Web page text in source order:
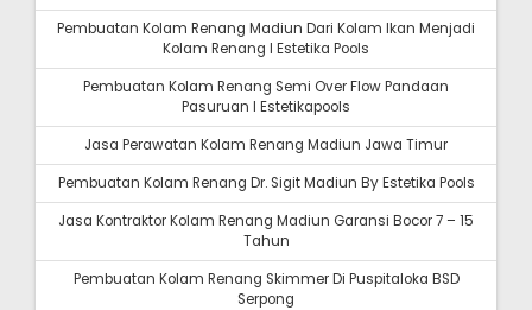
Pembuatan Kolam Renang Madiun Dari Kolam Ikan Menjadi
Kolam Renang I Estetika Pools
Pembuatan Kolam Renang Semi Over Flow Pandaan
Pasuruan I Estetikapools
Jasa Perawatan Kolam Renang Madiun Jawa Timur
Pembuatan Kolam Renang Dr. Sigit Madiun By Estetika Pools
Jasa Kontraktor Kolam Renang Madiun Garansi Bocor 7 – 15
Tahun
Pembuatan Kolam Renang Skimmer Di Puspitaloka BSD
Serpong